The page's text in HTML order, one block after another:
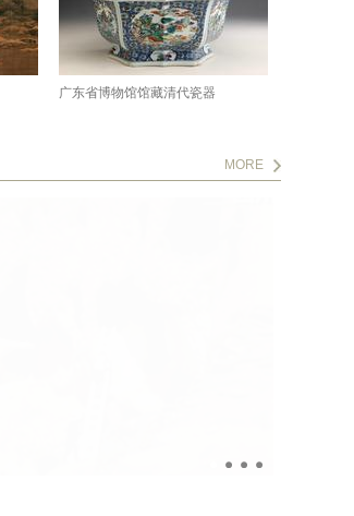
广东省博物馆馆藏清代瓷器
MORE